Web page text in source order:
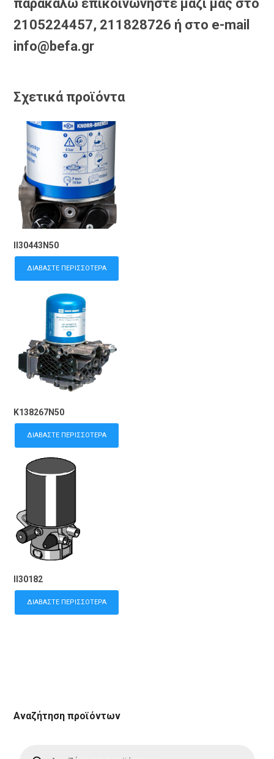
παρακαλώ επικοινωνήστε μαζί μας στο
2105224457, 211828726 ή στο e-mail
info@befa.gr
Σχετικά προϊόντα
II30443N50
ΔΙΑΒΆΣΤΕ ΠΕΡΙΣΣΌΤΕΡΑ
K138267N50
ΔΙΑΒΆΣΤΕ ΠΕΡΙΣΣΌΤΕΡΑ
II30182
ΔΙΑΒΆΣΤΕ ΠΕΡΙΣΣΌΤΕΡΑ
Αναζήτηση προϊόντων